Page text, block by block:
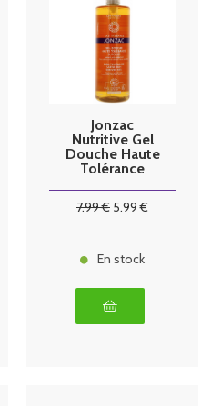
Jonzac
Nutritive Gel
Douche Haute
Tolérance
7.99€ 5.99 €
En stock